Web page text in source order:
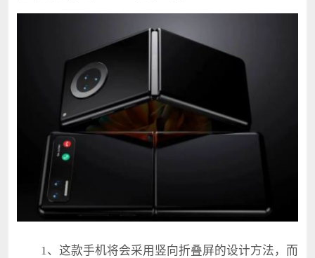
1、这款手机将会采用竖向折叠屏的设计方法，而